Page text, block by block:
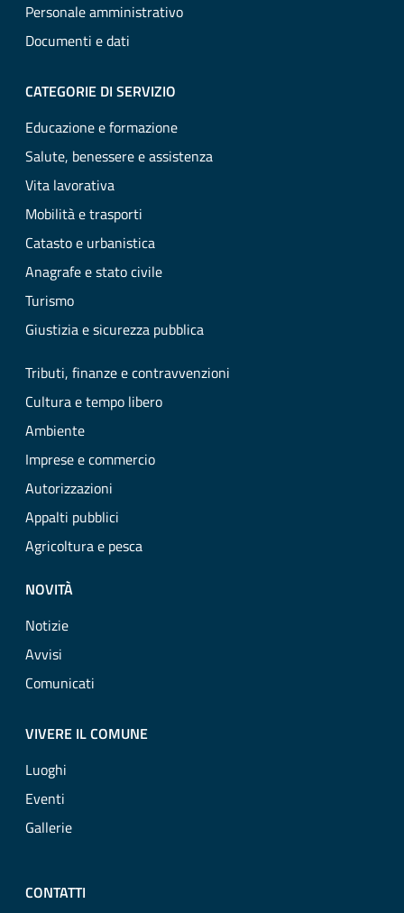
Personale amministrativo
Documenti e dati
CATEGORIE DI SERVIZIO
Educazione e formazione
Salute, benessere e assistenza
Vita lavorativa
Mobilità e trasporti
Catasto e urbanistica
Anagrafe e stato civile
Turismo
Giustizia e sicurezza pubblica
Tributi, finanze e contravvenzioni
Cultura e tempo libero
Ambiente
Imprese e commercio
Autorizzazioni
Appalti pubblici
Agricoltura e pesca
NOVITÀ
Notizie
Avvisi
Comunicati
VIVERE IL COMUNE
Luoghi
Eventi
Gallerie
CONTATTI